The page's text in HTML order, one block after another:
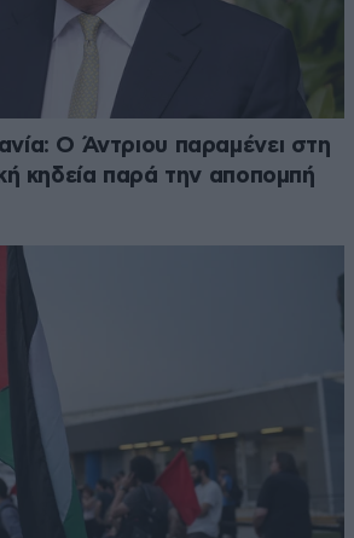
Ο Άντριου παραμένει στη
κηδεία παρά την αποπομπή